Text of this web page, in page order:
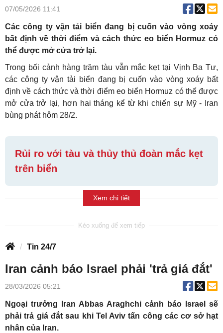
07/05/2026 11:41
Các công ty vận tải biển đang bị cuốn vào vòng xoáy
bất định về thời điểm và cách thức eo biển Hormuz có
thể được mở cửa trở lại.
Trong bối cảnh hàng trăm tàu vẫn mắc kẹt tại Vịnh Ba Tư,
các công ty vận tải biển đang bị cuốn vào vòng xoáy bất
định về cách thức và thời điểm eo biển Hormuz có thể được
mở cửa trở lại, hơn hai tháng kể từ khi chiến sự Mỹ - Iran
bùng phát hôm 28/2.
Rủi ro với tàu và thủy thủ đoàn mắc kẹt
trên biển
Xem chi tiết
Tin 24/7
Iran cảnh báo Israel phải 'trả giá đắt'
28/03/2026 05:21
Ngoại trưởng Iran Abbas Araghchi cảnh báo Israel sẽ
phải trả giá đắt sau khi Tel Aviv tấn công các cơ sở hạt
nhân của Iran.